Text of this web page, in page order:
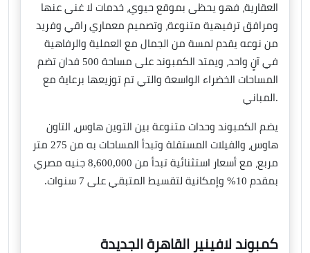
العقارية، فهو يحظى بموقع حيوي، خدمات لا غنى عنها
ومرافق ترفيهية متنوعة، وتصميم معماري راقي وفريد
من نوعه يقدم لمسة من الجمال مع العملية والرفاهية
في آنٍ واحد، ويمتد الكمبوند على مساحة 500 فدان تضم
المساحات الخضراء الواسعة والتي تم توزيعها برعاية مع
المباني.
يضم الكمبوند وحدات متنوعة بين التوين هاوس، التاون
هاوس، والفيلات المستقلة وتبدأ المساحات به من 275 متر
مربع، مع أسعار استثنائية تبدأ من 8,600,000 جنيه مصري
بمقدم 10% وإمكانية لتقسيط المتبقي على 7 سنوات.
كمبوند لافينير القاهرة الجديدة